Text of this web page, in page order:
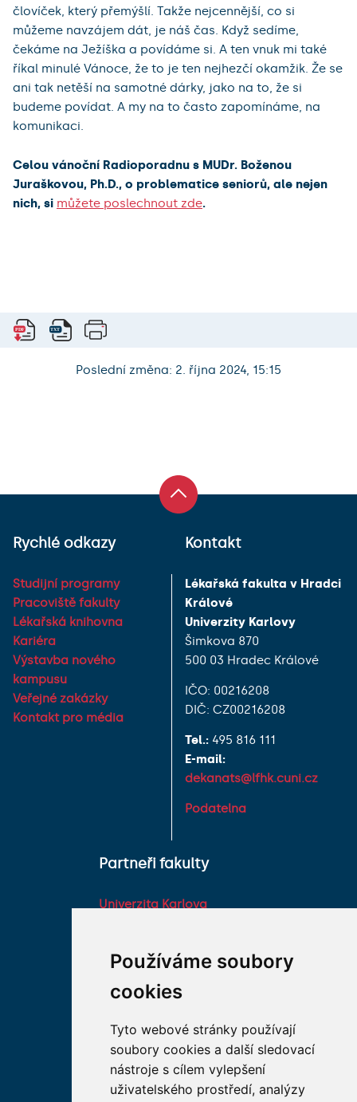
Používáme soubory
cookies
Tyto webové stránky používají
soubory cookies a další sledovací
nástroje s cílem vylepšení
uživatelského prostředí, analýzy
človíček, který přemýšlí. Takže nejcennější, co si
můžeme navzájem dát, je náš čas. Když sedíme,
čekáme na Ježíška a povídáme si. A ten vnuk mi také
říkal minulé Vánoce, že to je ten nejhezčí okamžik. Že se
ani tak netěší na samotné dárky, jako na to, že si
budeme povídat. A my na to často zapomínáme, na
komunikaci.
Celou vánoční Radioporadnu s MUDr. Boženou
Juraškovou, Ph.D., o problematice seniorů, ale nejen
nich, si můžete poslechnout zde.
Poslední změna: 2. října 2024, 15:15
Rychlé odkazy
Studijní programy
Pracoviště fakulty
Lékařská knihovna
Kariéra
Výstavba nového
kampusu
Veřejné zakázky
Kontakt pro média
Kontakt
Lékařská fakulta v Hradci
Králové
Univerzity Karlovy
Šimkova 870
500 03 Hradec Králové
IČO: 00216208
DIČ: CZ00216208
Tel.: 495 816 111
E-mail:
dekanats@lfhk.cuni.cz
Podatelna
Partneři fakulty
Univerzita Karlova
Farmaceutická fakulta v
Hradci Králové Univerzity
Karlovy
Univerzity Obrany
Studentské spolky na LF
Asociace děkanů